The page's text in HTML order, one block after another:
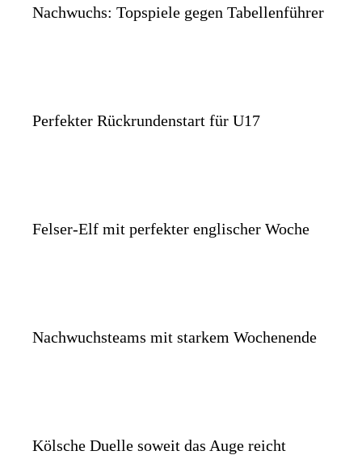
Nachwuchs: Topspiele gegen Tabellenführer
Perfekter Rückrundenstart für U17
Felser-Elf mit perfekter englischer Woche
Nachwuchsteams mit starkem Wochenende
Kölsche Duelle soweit das Auge reicht